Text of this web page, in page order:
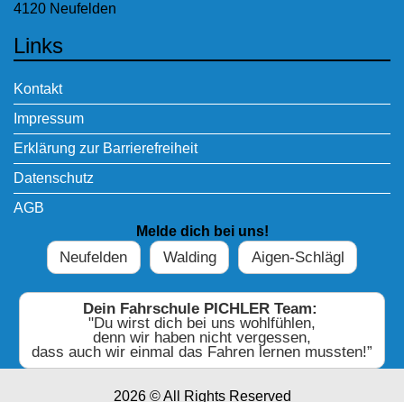
4120 Neufelden
Links
Kontakt
Impressum
Erklärung zur Barrierefreiheit
Datenschutz
AGB
Melde dich bei uns!
Neufelden Walding Aigen-Schlägl
Dein Fahrschule PICHLER Team:
"Du wirst dich bei uns wohlfühlen,
denn wir haben nicht vergessen,
dass auch wir einmal das Fahren lernen mussten!”
2026 © All Rights Reserved